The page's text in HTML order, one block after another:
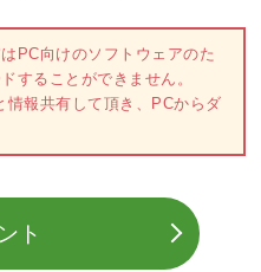
PC向けのソフトウェアのた
することができません。
報共有して頂き、PCからダ
ト